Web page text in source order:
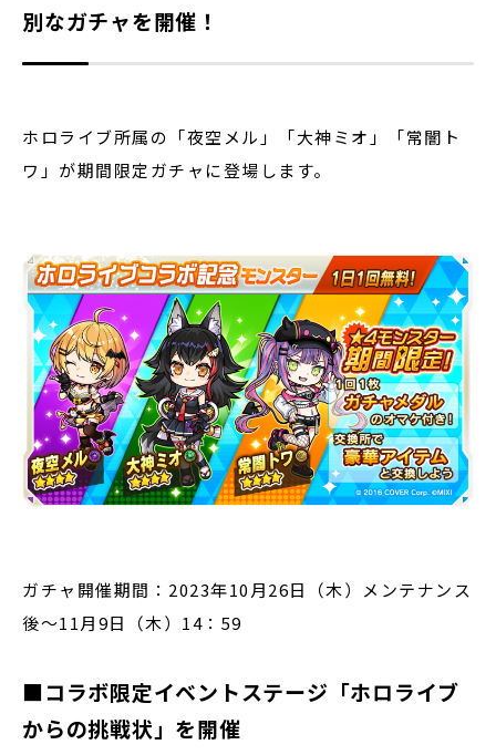
別なガチャを開催！
ホロライブ所属の「夜空メル」「大神ミオ」「常闇ト
ワ」が期間限定ガチャに登場します。
ガチャ開催期間：2023年10月26日（木）メンテナンス
後～11月9日（木）14：59
■コラボ限定イベントステージ「ホロライブ
からの挑戦状」を開催